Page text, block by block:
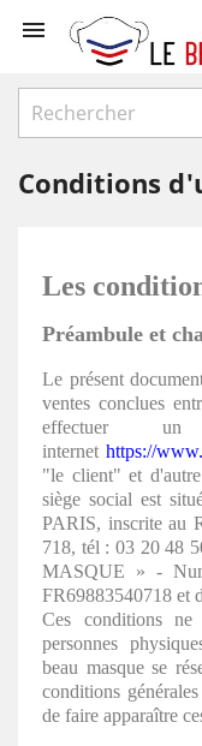

Conditions
Les
Préambule et
Le présent
ventes conclues
effectuer
internethttps://
"le client" et
siège social est
PARIS, inscrite au
718, tél : 03 20 48
MASQUE » -
FR69883540718 et
Ces conditions
personnes
beau masque se
conditions
de faire apparaître